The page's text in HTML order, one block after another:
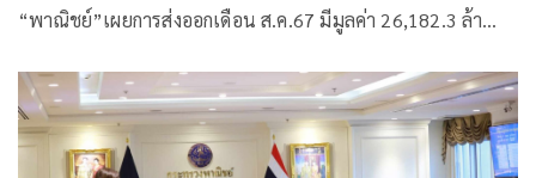
“พาณิชย์”เผยการส่งออกเดือน ส.ค.67 มีมูลค่า 26,182.3 ล้า…